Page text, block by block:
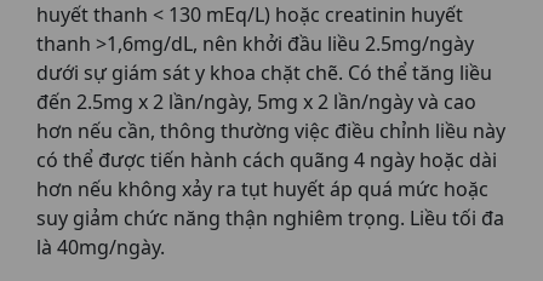
huyết thanh < 130 mEq/L) hoặc creatinin huyết
thanh >1,6mg/dL, nên khởi đầu liều 2.5mg/ngày
dưới sự giám sát y khoa chặt chẽ. Có thể tăng liều
đến 2.5mg x 2 lần/ngày, 5mg x 2 lần/ngày và cao
hơn nếu cần, thông thường việc điều chỉnh liều này
có thể được tiến hành cách quãng 4 ngày hoặc dài
hơn nếu không xảy ra tụt huyết áp quá mức hoặc
suy giảm chức năng thận nghiêm trọng. Liều tối đa
là 40mg/ngày.